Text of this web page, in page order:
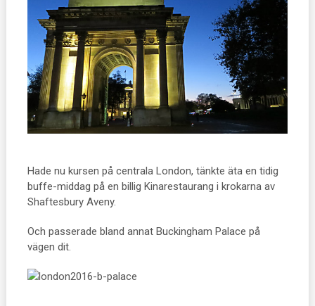
Hade nu kursen på centrala London, tänkte äta en tidig
buffe-middag på en billig Kinarestaurang i krokarna av
Shaftesbury Aveny.
Och passerade bland annat Buckingham Palace på
vägen dit.